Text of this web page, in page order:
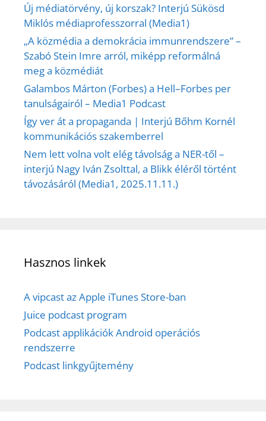
Új médiatörvény, új korszak? Interjú Sükösd
Miklós médiaprofesszorral (Media1)
„A közmédia a demokrácia immunrendszere” –
Szabó Stein Imre arról, miképp reformálná
meg a közmédiát
Galambos Márton (Forbes) a Hell–Forbes per
tanulságairól – Media1 Podcast
Így ver át a propaganda | Interjú Bőhm Kornél
kommunikációs szakemberrel
Nem lett volna volt elég távolság a NER-től –
interjú Nagy Iván Zsolttal, a Blikk éléről történt
távozásáról (Media1, 2025.11.11.)
Hasznos linkek
A vipcast az Apple iTunes Store-ban
Juice podcast program
Podcast applikációk Android operációs
rendszerre
Podcast linkgyűjtemény